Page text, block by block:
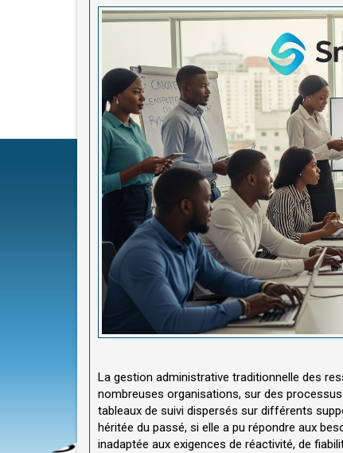
La gestion administrative traditionnelle des
nombreuses organisations, sur des
tableaux de suivi dispersés sur différents
héritée du passé, si elle a pu répondre aux
inadaptée aux exigences de réactivité, de